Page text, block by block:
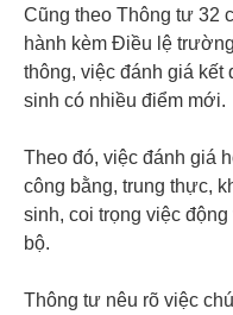
Cũng theo Thông tư 32
hành kèm Điều lệ
thông, việc đánh giá kết
sinh có nhiều điểm mới.
Theo đó, việc đánh giá
công bằng, trung thực,
sinh, coi trọng việc
bộ.
Thông tư nêu rõ việc